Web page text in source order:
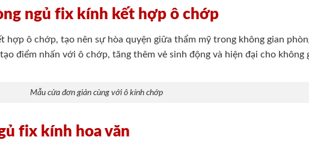
ngủ fix kính kết hợp ô chớp
hợp ô chớp, tạo nên sự hòa quyện giữa thẩm mỹ trong không gian
điểm nhấn với ô chớp, tăng thêm vẻ sinh động và hiện đại cho không
Mẫu cửa đơn giản cùng với ô kính chớp
fix kính hoa văn